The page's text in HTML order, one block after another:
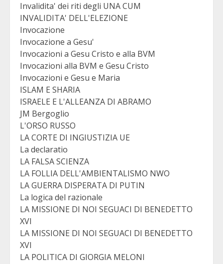
Invalidita' dei riti degli UNA CUM
INVALIDITA' DELL'ELEZIONE
Invocazione
Invocazione a Gesu'
Invocazioni a Gesu Cristo e alla BVM
Invocazioni alla BVM e Gesu Cristo
Invocazioni e Gesu e Maria
ISLAM E SHARIA
ISRAELE E L'ALLEANZA DI ABRAMO
JM Bergoglio
L'ORSO RUSSO
LA CORTE DI INGIUSTIZIA UE
La declaratio
LA FALSA SCIENZA
LA FOLLIA DELL'AMBIENTALISMO NWO
LA GUERRA DISPERATA DI PUTIN
La logica del razionale
LA MISSIONE DI NOI SEGUACI DI BENEDETTO
XVI
LA MISSIONE DI NOI SEGUACI DI BENEDETTO
XVI
LA POLITICA DI GIORGIA MELONI